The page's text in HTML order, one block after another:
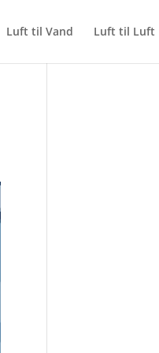
Luft til Vand Luft til Luft